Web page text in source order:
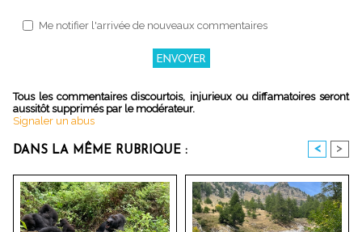
Me notifier l'arrivée de nouveaux commentaires
Tous les commentaires discourtois, injurieux ou diffamatoires seront
aussitôt supprimés par le modérateur.
Signaler un abus
DANS LA MÊME RUBRIQUE : < >